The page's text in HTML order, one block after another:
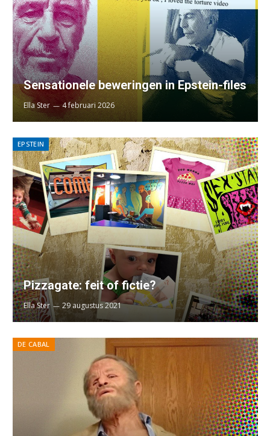
Sensationele beweringen in Epstein-files
Ella Ster 4 februari 2026
EPSTEIN
Pizzagate: feit of fictie?
Ella Ster 29 augustus 2021
DE CABAL